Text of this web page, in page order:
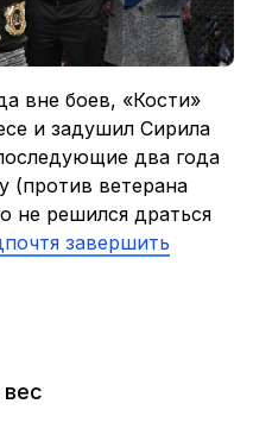
вне боев, «Кости»
и задушил Сирила
два года
(против ветерана
не решился драться
завершить